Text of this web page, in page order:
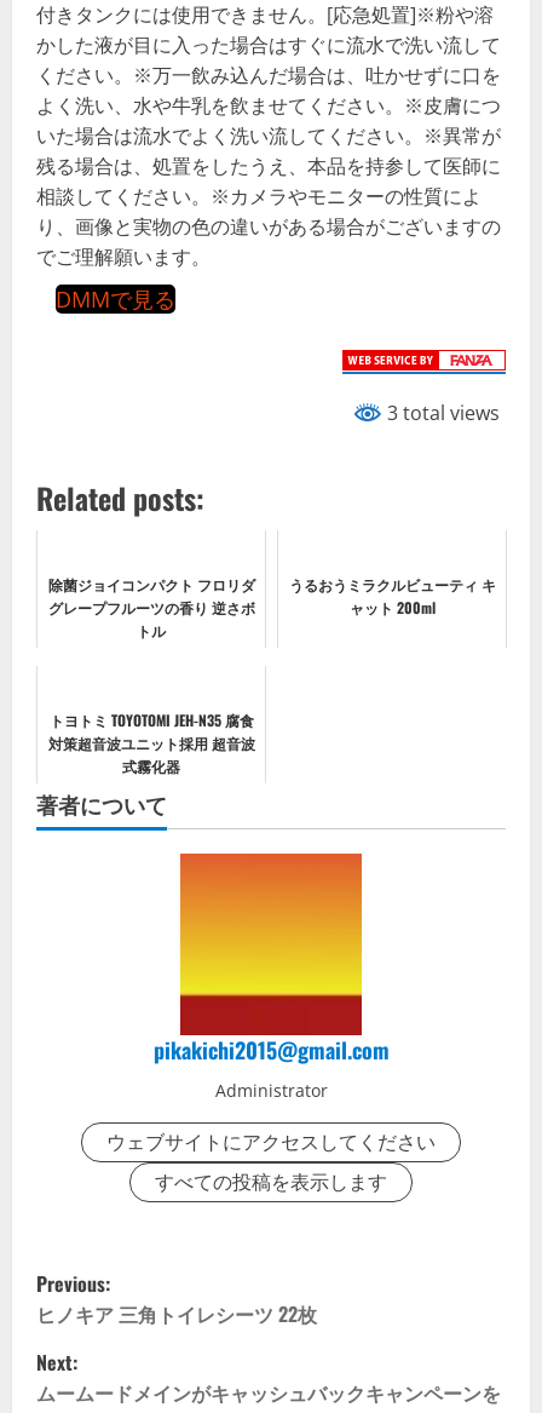
付きタンクには使用できません。[応急処置]※粉や溶
かした液が目に入った場合はすぐに流水で洗い流して
ください。※万一飲み込んだ場合は、吐かせずに口を
よく洗い、水や牛乳を飲ませてください。※皮膚につ
いた場合は流水でよく洗い流してください。※異常が
残る場合は、処置をしたうえ、本品を持参して医師に
相談してください。※カメラやモニターの性質によ
り、画像と実物の色の違いがある場合がございますの
でご理解願います。
DMMで見る
3 total views
Related posts:
除菌ジョイコンパクト フロリダ
グレープフルーツの香り 逆さボ
トル
うるおうミラクルビューティ キ
ャット 200ml
トヨトミ TOYOTOMI JEH-N35 腐食
対策超音波ユニット採用 超音波
式霧化器
著者について
pikakichi2015@gmail.com
Administrator
ウェブサイトにアクセスしてください
すべての投稿を表示します
P
o
s
Previous:
ヒノキア 三角トイレシーツ 22枚
Next:
ムームードメインがキャッシュバックキャンペーンを